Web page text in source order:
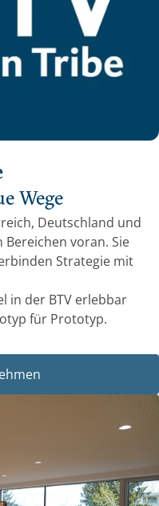
Wege
Deutschland und
voran. Sie
Strategie mit
in der BTV erlebbar
für Prototyp.